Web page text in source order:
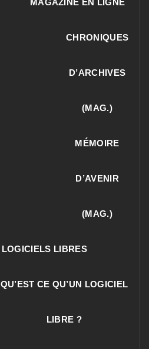
MAGAZINE EN LIGNE
CHRONIQUES
D’ARCHIVES
(MAG.)
MÉMOIRE
D’AVENIR
(MAG.)
LOGICIELS LIBRES
QU’EST CE QU’UN LOGICIEL
LIBRE ?